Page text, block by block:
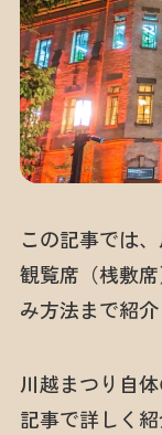
この記事では
観覧席（桟敷
み方法まで紹介
川越まつり自
記事で詳しく紹